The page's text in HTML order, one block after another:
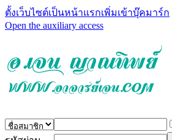
ตั้งเว็บไซต์เป็นหน้าแรกเพิ่มเข้าบุ๊คมาร์ก
Open the auxiliary access